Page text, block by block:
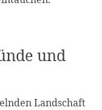
und
Landschaft